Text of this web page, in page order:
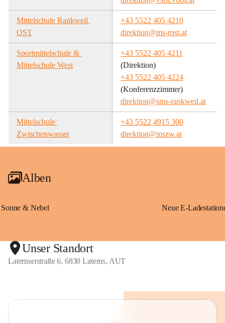
Mittelschule Rankweil
OST
+43 5522 405 4210
direktion@ms-rost.at
Sportmittelschule &
Mittelschule West
+43 5522 405 4211
(Direktion)
+43 5522 405 4224
(Konferenzzimmer)
direktion@sms-rankweil.at
Mittelschule
Zwischenwasser
+43 5522 4915 300
direktion@mszw.at
Alben
Sonne & Nebel
Unser Standort
Laternserstraße 6, 6830 Laterns, AUT